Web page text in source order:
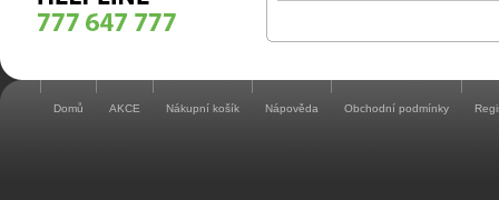
Domů AKCE Nákupní košík Nápověda Obchodní podmínky